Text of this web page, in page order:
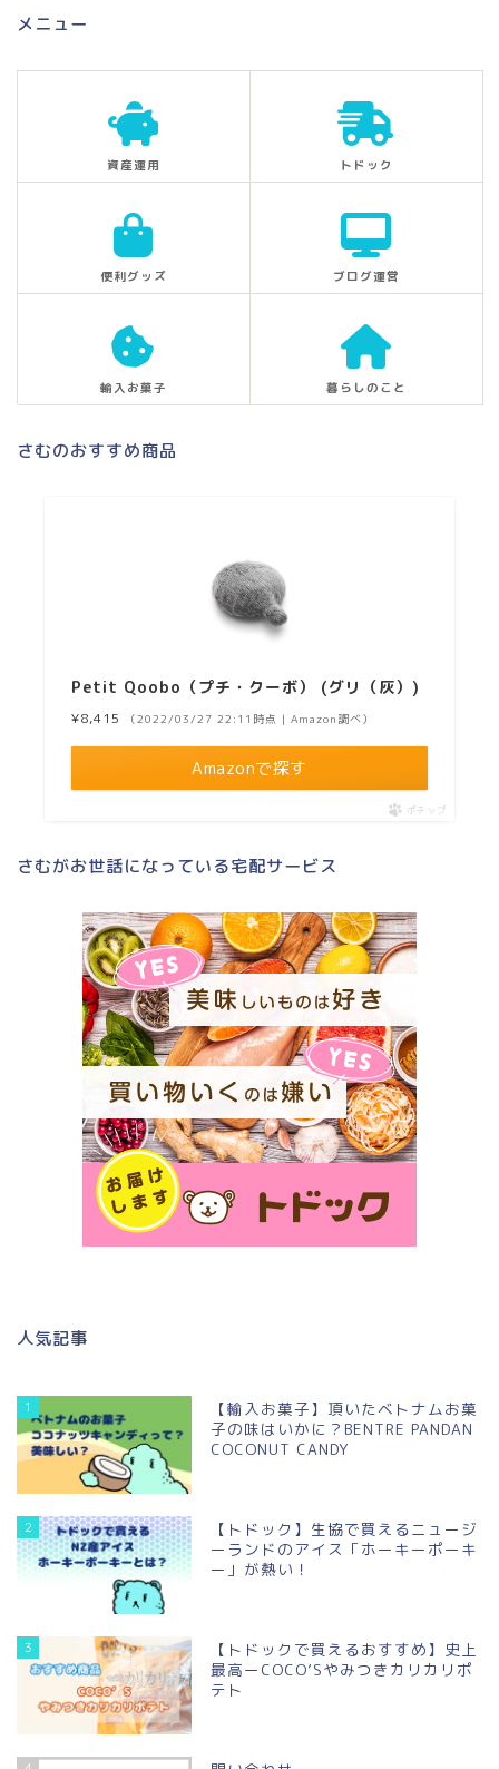
メニュー
資産運用 トドック
便利グッズ ブログ運営
輸入お菓子 暮らしのこと
さむのおすすめ商品
Petit Qoobo（プチ・クーボ） (グリ（灰）)
¥8,415 （2022/03/27 22:11時点 | Amazon調べ）
Amazonで探す
ポチップ
さむがお世話になっている宅配サービス
人気記事
1
【輸入お菓子】頂いたベトナムお菓
子の味はいかに？BENTRE PANDAN
COCONUT CANDY
2
【トドック】生協で買えるニュージ
ーランドのアイス「ホーキーポーキ
ー」が熱い！
3
【トドックで買えるおすすめ】史上
最高ーCOCO’Sやみつきカリカリポ
テト